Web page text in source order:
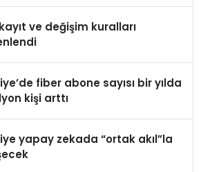
kayıt ve değişim kuralları
fiber abone sayısı bir yılda
kişi arttı
yapay zekada “ortak akıl”la